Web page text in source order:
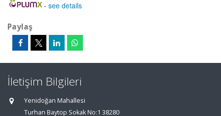
- see details
Paylaş
İletişim Bilgileri
Yenidoğan Mahallesi
Turhan Baytop Sokak No:1 38280